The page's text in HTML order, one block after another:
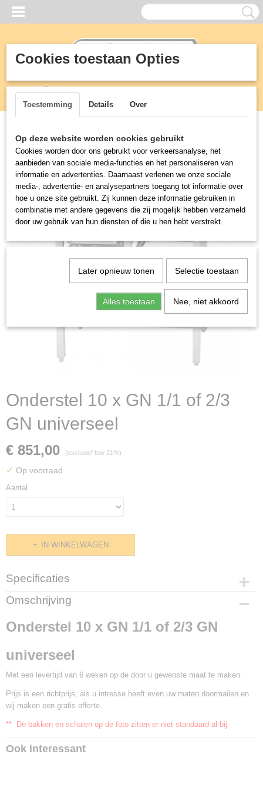
Inloggen Registreren
(0)
Home >Horeca>Combi steamers>Onderstel 10 x GN 1/1 of 2/3
GN universeel
Onderstel 10 x GN 1/1 of 2/3
GN universeel
€ 851,00 (exclusief btw 21%)
✓ Op voorraad
Aantal
IN WINKELWAGEN
Specificaties
Productcode
Omschrijving
Onderstel 10 x GN 1/1 of 2/3 GN
universeel
Met een levertijd van 6 weken op de door u gewenste maat te maken.
Prijs is een richtprijs, als u intresse heeft even uw maten doormailen en
wij maken een gratis offerte.
** De bakken en schalen op de foto zitten er niet standaard al bij
Ook interessant
Cookies toestaan Opties
Toestemming Details Over
Op deze website worden cookies gebruikt
Cookies worden door ons gebruikt voor verkeersanalyse, het
aanbieden van sociale media-functies en het personaliseren van
informatie en advertenties. Daarnaast verlenen we onze sociale
media-, advertentie- en analysepartners toegang tot informatie over
hoe u onze site gebruikt. Zij kunnen deze informatie gebruiken in
combinatie met andere gegevens die zij mogelijk hebben verzameld
door uw gebruik van hun diensten of die u hen hebt verstrekt.
Later opnieuw tonen Selectie toestaan
Alles toestaan Nee, niet akkoord